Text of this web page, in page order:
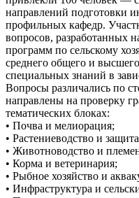
направлений подготовки
профильных кафедр.
вопросов, разработанных
программ по сельскому
среднего общего и
специальных знаний в
Вопросы различались по
направлены на проверку
тематических блоках:
• Почва и мелиорация;
• Растениеводство и
• Животноводство и
• Корма и ветеринария;
• Рыбное хозяйство и
• Инфраструктура и